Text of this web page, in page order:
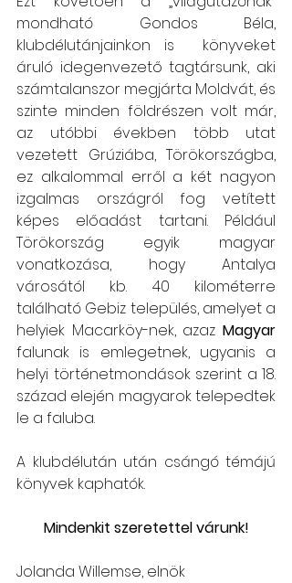
mondható Gondos Béla,
klubdélutánjainkon is  könyveket
áruló idegenvezető tagtársunk, aki
számtalanszor megjárta Moldvát, és
szinte minden földrészen volt már,
az utóbbi években több utat
vezetett Grúziába, Törökországba,
ez alkalommal erről a két nagyon
izgalmas országról fog vetített
képes előadást tartani. Például
Törökország egyik magyar
vonatkozása, hogy Antalya
városától kb. 40 kilométerre
található Gebiz település, amelyet a
helyiek Macarköy-nek, azaz Magyar
falunak is emlegetnek, ugyanis a
helyi történetmondások szerint a 18.
század elején magyarok telepedtek
le a faluba.
A klubdélután után csángó témájú
könyvek kaphatók.
Mindenkit szeretettel várunk!
Jolanda Willemse, elnök ​​​​​